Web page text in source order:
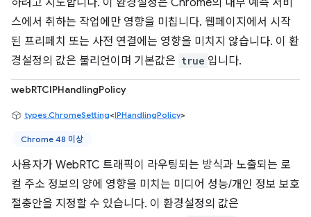
하려고 시도합니다. 이 환경설정은 Chrome의 내부 예측 서비
스에서 취하는 작업에만 영향을 미칩니다. 웹페이지에서 시작
된 프리페치 또는 사전 연결에는 영향을 미치지 않습니다. 이 환
경설정의 값은 불리언이며 기본값은 true 입니다.
webRTCIPHandlingPolicy
types.ChromeSetting<IPHandlingPolicy>
Chrome 48 이상
사용자가 WebRTC 트래픽이 라우팅되는 방식과 노출되는 로
컬 주소 정보의 양에 영향을 미치는 미디어 성능/개인 정보 보호
절충안을 지정할 수 있습니다. 이 환경설정의 값은